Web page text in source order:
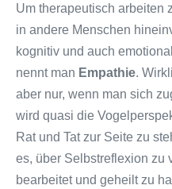
Um therapeutisch arbeiten
in andere Menschen
kognitiv und auch
nennt man Empathie.
aber nur, wenn man sich
wird quasi die
Rat und Tat zur Seite zu
es, über Selbstreflexion zu
bearbeitet und geheilt zu